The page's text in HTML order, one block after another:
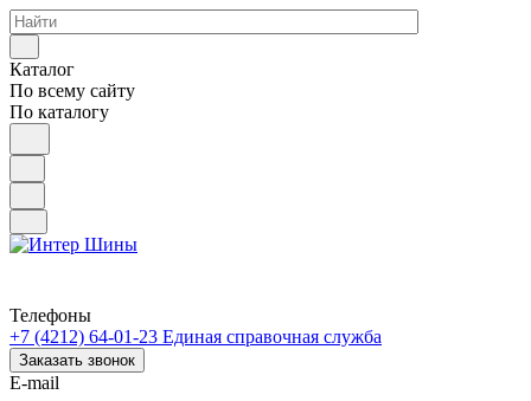
Каталог
По всему сайту
По каталогу
Телефоны
+7 (4212) 64-01-23 Единая справочная служба
Заказать звонок
E-mail